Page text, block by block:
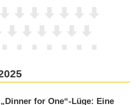
„Dinner for One“-Lüge: Eine